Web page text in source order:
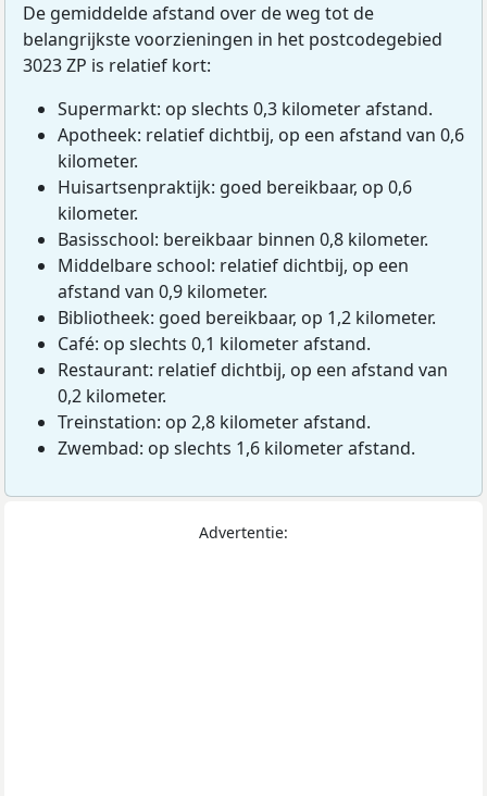
De gemiddelde afstand over de weg tot de
belangrijkste voorzieningen in het postcodegebied
3023 ZP is relatief kort:
Supermarkt: op slechts 0,3 kilometer afstand.
Apotheek: relatief dichtbij, op een afstand van 0,6
kilometer.
Huisartsenpraktijk: goed bereikbaar, op 0,6
kilometer.
Basisschool: bereikbaar binnen 0,8 kilometer.
Middelbare school: relatief dichtbij, op een
afstand van 0,9 kilometer.
Bibliotheek: goed bereikbaar, op 1,2 kilometer.
Café: op slechts 0,1 kilometer afstand.
Restaurant: relatief dichtbij, op een afstand van
0,2 kilometer.
Treinstation: op 2,8 kilometer afstand.
Zwembad: op slechts 1,6 kilometer afstand.
Advertentie: